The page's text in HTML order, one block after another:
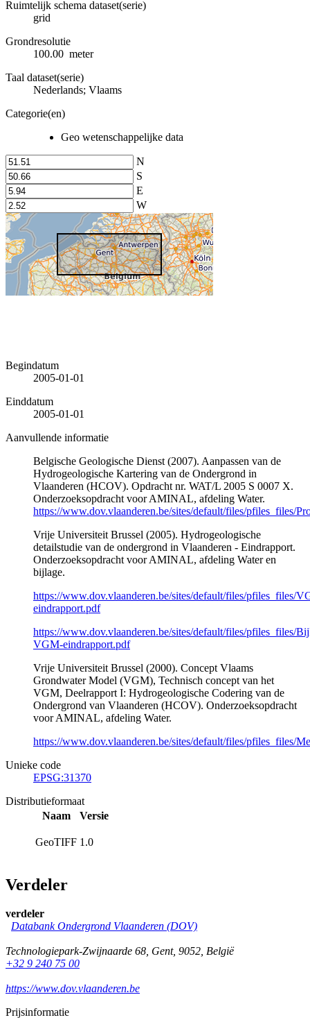
Ruimtelijk schema dataset(serie)
grid
Grondresolutie
100.00 meter
Taal dataset(serie)
Nederlands; Vlaams
Categorie(en)
Geo wetenschappelijke data
N
S
E
W
Begindatum
2005-01-01
Einddatum
2005-01-01
Aanvullende informatie
Belgische Geologische Dienst (2007). Aanpassen van de
Hydrogeologische Kartering van de Ondergrond in
Vlaanderen (HCOV). Opdracht nr. WAT/L 2005 S 0007 X.
Onderzoeksopdracht voor AMINAL, afdeling Water.
https://www.dov.vlaanderen.be/sites/default/files/pfiles_files/
Vrije Universiteit Brussel (2005). Hydrogeologische
detailstudie van de ondergrond in Vlaanderen - Eindrapport.
Onderzoeksopdracht voor AMINAL, afdeling Water en
bijlage.
https://www.dov.vlaanderen.be/sites/default/files/pfiles_files/
eindrapport.pdf
https://www.dov.vlaanderen.be/sites/default/files/pfiles_files/
VGM-eindrapport.pdf
Vrije Universiteit Brussel (2000). Concept Vlaams
Grondwater Model (VGM), Technisch concept van het
VGM, Deelrapport I: Hydrogeologische Codering van de
Ondergrond van Vlaanderen (HCOV). Onderzoeksopdracht
voor AMINAL, afdeling Water.
https://www.dov.vlaanderen.be/sites/default/files/pfiles_files/
Unieke code
EPSG:31370
Distributieformaat
Naam
Versie
GeoTIFF 1.0
Verdeler
verdeler
Databank Ondergrond Vlaanderen (DOV)
Technologiepark-Zwijnaarde 68, Gent, 9052, België
+32 9 240 75 00
https://www.dov.vlaanderen.be
Prijsinformatie